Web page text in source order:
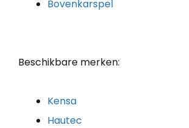
Bovenkarspel
Beschikbare merken:
Kensa
Hautec